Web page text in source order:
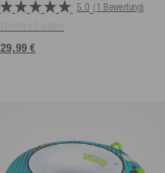
5.0 (1 Bewertung)
29,99 €